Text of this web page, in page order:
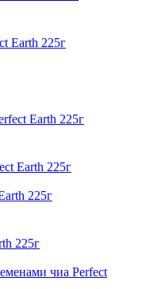
Earth 225г
Earth 225г
225г